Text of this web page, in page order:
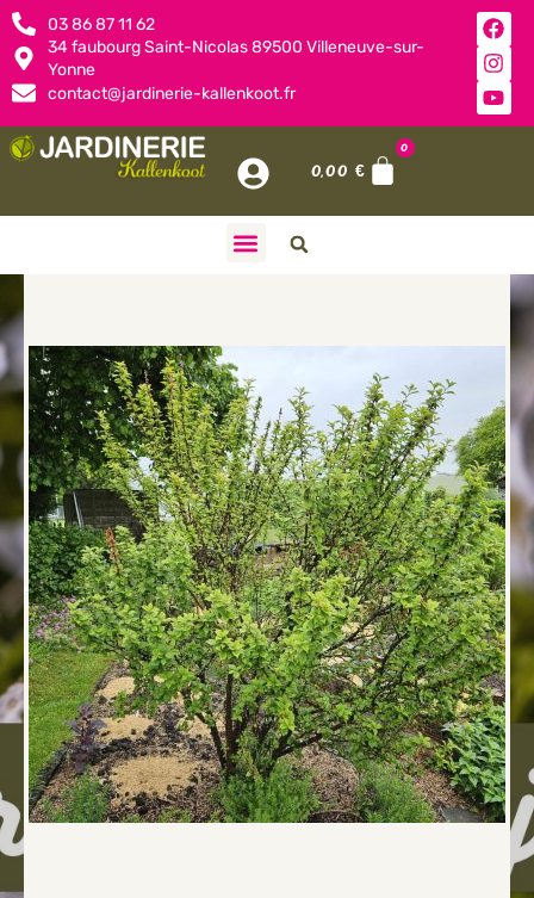
03 86 87 11 62
34 faubourg Saint-Nicolas 89500 Villeneuve-sur-
Yonne
contact@jardinerie-kallenkoot.fr
0,00€
0